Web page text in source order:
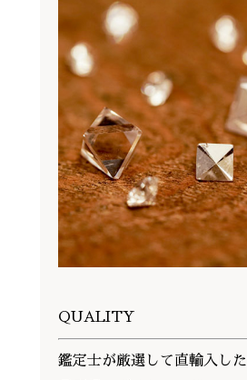
QUALITY
鑑定士が厳選して直輸入した